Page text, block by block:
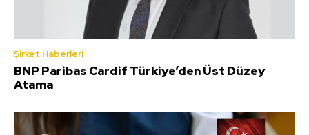
Şirket Haberleri
BNP Paribas Cardif Türkiye’den Üst Düzey
Atama